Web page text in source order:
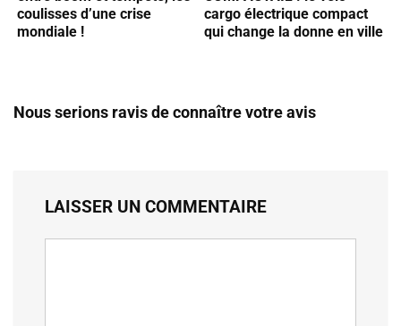
coulisses d’une crise
mondiale !
cargo électrique compact
qui change la donne en ville
Nous serions ravis de connaître votre avis
LAISSER UN COMMENTAIRE